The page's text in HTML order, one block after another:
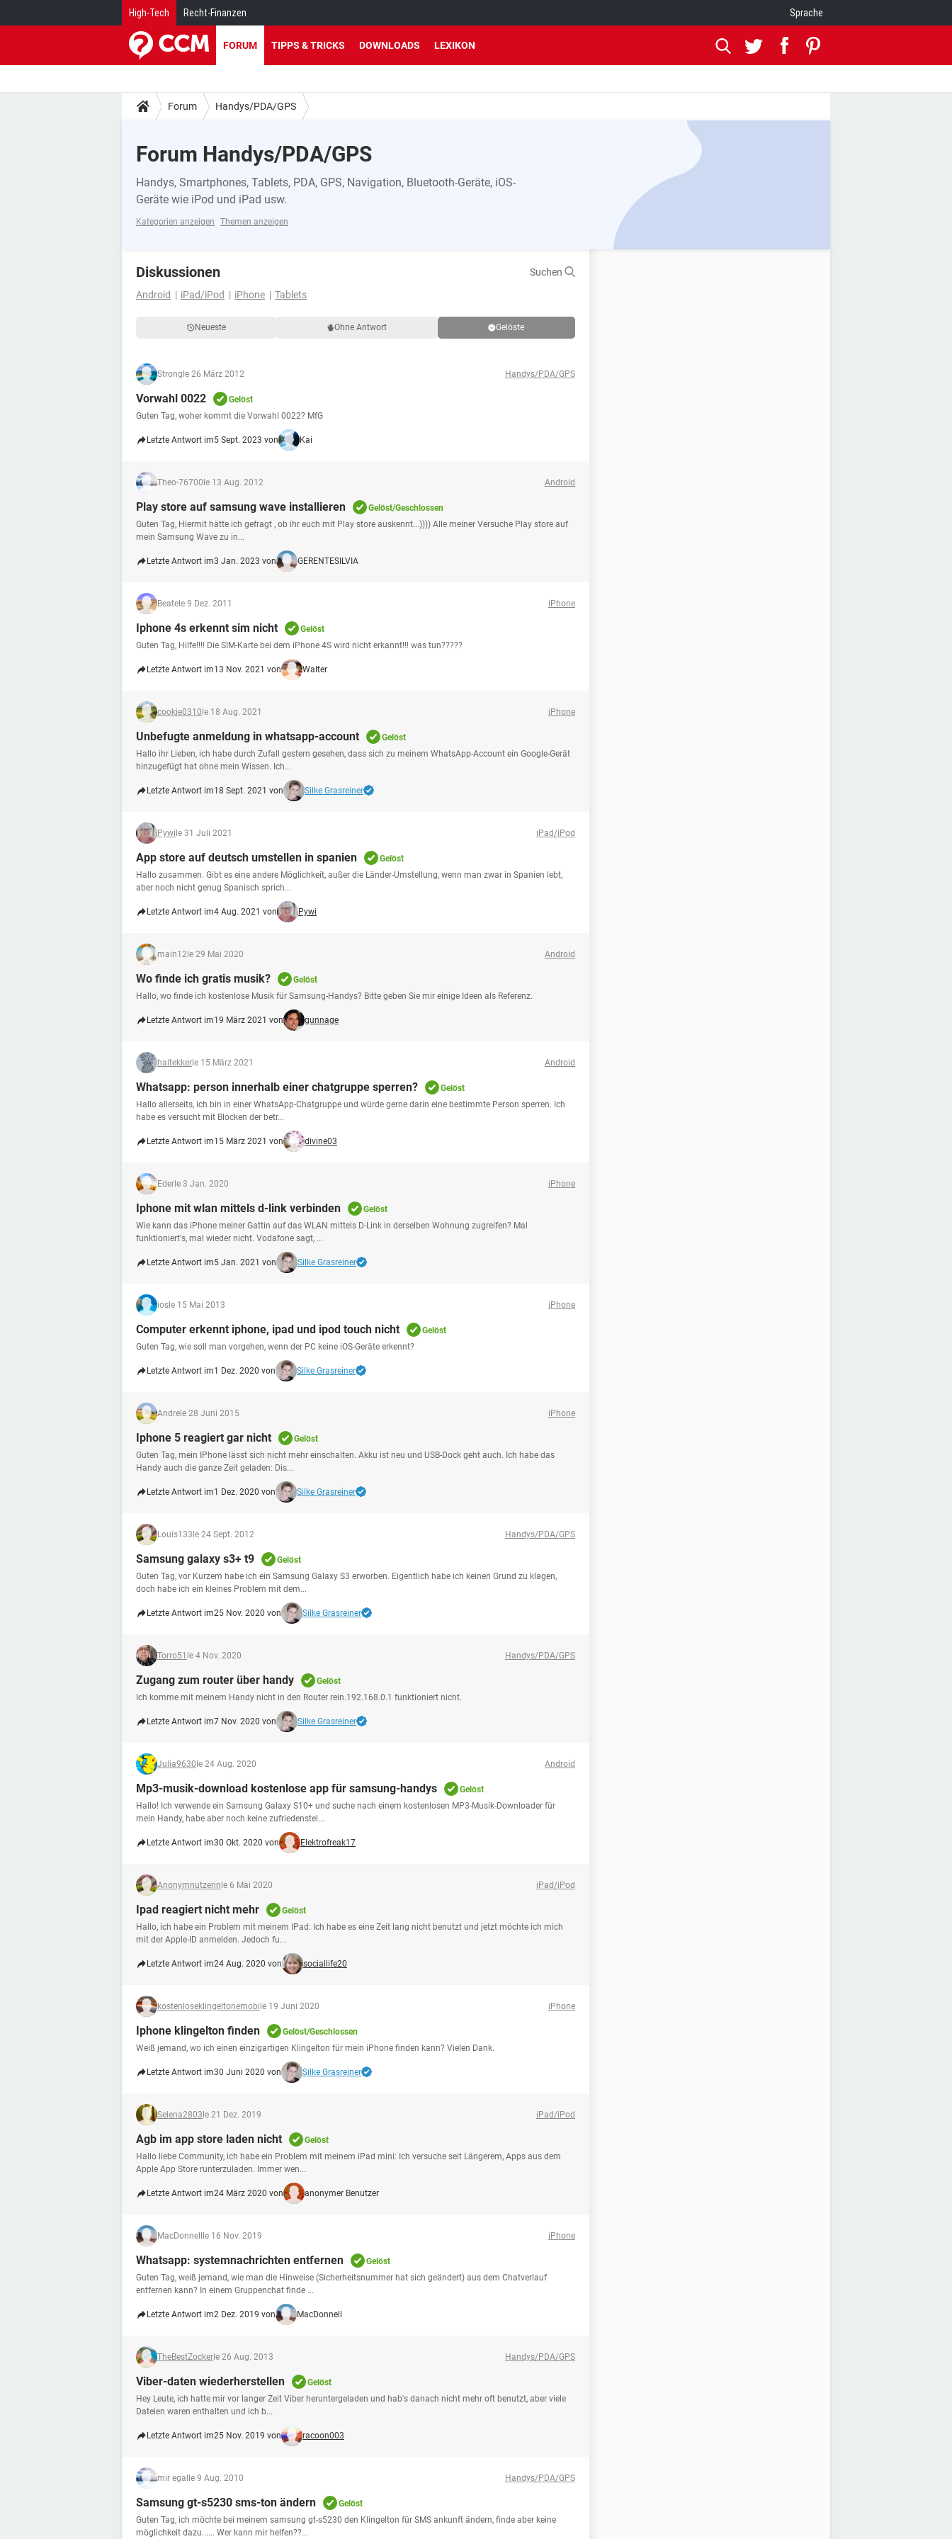
High-Tech Recht-Finanzen Sprache
FORUM TIPPS & TRICKS DOWNLOADS LEXIKON
Forum Handys/PDA/GPS
Forum Handys/PDA/GPS
Handys, Smartphones, Tablets, PDA, GPS, Navigation, Bluetooth-Geräte, iOS-
Geräte wie iPod und iPad usw.
Kategorien anzeigen Themen anzeigen
Diskussionen
Suchen
Android
iPad/iPod iPhone Tablets
Neueste Ohne Antwort Gelöste
Strong le 26 März 2012 Handys/PDA/GPS
Vorwahl 0022
Gelöst
Guten Tag, woher kommt die Vorwahl 0022? MfG
Letzte Antwort im5 Sept. 2023 von Kai
Theo-76700 le 13 Aug. 2012 Android
Play store auf samsung wave installieren
Gelöst/Geschlossen
Guten Tag, Hiermit hätte ich gefragt , ob ihr euch mit Play store auskennt...)))) Alle meiner Versuche Play store auf
mein Samsung Wave zu in...
Letzte Antwort im3 Jan. 2023 von GERENTESILVIA
Beate le 9 Dez. 2011 iPhone
Iphone 4s erkennt sim nicht
Gelöst
Guten Tag, Hilfe!!!! Die SIM-Karte bei dem iPhone 4S wird nicht erkannt!!! was tun?????
Letzte Antwort im13 Nov. 2021 von Walter
cookie0310 le 18 Aug. 2021 iPhone
Unbefugte anmeldung in whatsapp-account
Gelöst
Hallo ihr Lieben, ich habe durch Zufall gestern gesehen, dass sich zu meinem WhatsApp-Account ein Google-Gerät
hinzugefügt hat ohne mein Wissen. Ich...
Letzte Antwort im18 Sept. 2021 von Silke Grasreiner
Pywi le 31 Juli 2021 iPad/iPod
App store auf deutsch umstellen in spanien
Gelöst
Hallo zusammen. Gibt es eine andere Möglichkeit, außer die Länder-Umstellung, wenn man zwar in Spanien lebt,
aber noch nicht genug Spanisch sprich...
Letzte Antwort im4 Aug. 2021 von Pywi
main12 le 29 Mai 2020 Android
Wo finde ich gratis musik?
Gelöst
Hallo, wo finde ich kostenlose Musik für Samsung-Handys? Bitte geben Sie mir einige Ideen als Referenz.
Letzte Antwort im19 März 2021 von gunnage
haitekker le 15 März 2021 Android
Whatsapp: person innerhalb einer chatgruppe sperren?
Gelöst
Hallo allerseits, ich bin in einer WhatsApp-Chatgruppe und würde gerne darin eine bestimmte Person sperren. Ich
habe es versucht mit Blocken der betr...
Letzte Antwort im15 März 2021 von divine03
Eder le 3 Jan. 2020 iPhone
Iphone mit wlan mittels d-link verbinden
Gelöst
Wie kann das iPhone meiner Gattin auf das WLAN mittels D-Link in derselben Wohnung zugreifen? Mal
funktioniert's, mal wieder nicht. Vodafone sagt, ...
Letzte Antwort im5 Jan. 2021 von Silke Grasreiner
ios le 15 Mai 2013 iPhone
Computer erkennt iphone, ipad und ipod touch nicht
Gelöst
Guten Tag, wie soll man vorgehen, wenn der PC keine iOS-Geräte erkennt?
Letzte Antwort im1 Dez. 2020 von Silke Grasreiner
Andre le 28 Juni 2015 iPhone
Iphone 5 reagiert gar nicht
Gelöst
Guten Tag, mein IPhone lässt sich nicht mehr einschalten. Akku ist neu und USB-Dock geht auch. Ich habe das
Handy auch die ganze Zeit geladen: Dis...
Letzte Antwort im1 Dez. 2020 von Silke Grasreiner
Louis133 le 24 Sept. 2012 Handys/PDA/GPS
Samsung galaxy s3+ t9
Gelöst
Guten Tag, vor Kurzem habe ich ein Samsung Galaxy S3 erworben. Eigentlich habe ich keinen Grund zu klagen,
doch habe ich ein kleines Problem mit dem...
Letzte Antwort im25 Nov. 2020 von Silke Grasreiner
Torro51 le 4 Nov. 2020 Handys/PDA/GPS
Zugang zum router über handy
Gelöst
Ich komme mit meinem Handy nicht in den Router rein.192.168.0.1 funktioniert nicht.
Letzte Antwort im7 Nov. 2020 von Silke Grasreiner
Julia9630 le 24 Aug. 2020 Android
Mp3-musik-download kostenlose app für samsung-handys
Gelöst
Hallo! Ich verwende ein Samsung Galaxy S10+ und suche nach einem kostenlosen MP3-Musik-Downloader für
mein Handy, habe aber noch keine zufriedenstel...
Letzte Antwort im30 Okt. 2020 von Elektrofreak17
Anonymnutzerin le 6 Mai 2020 iPad/iPod
Ipad reagiert nicht mehr
Gelöst
Hallo, ich habe ein Problem mit meinem IPad: Ich habe es eine Zeit lang nicht benutzt und jetzt möchte ich mich
mit der Apple-ID anmelden. Jedoch fu...
Letzte Antwort im24 Aug. 2020 von sociallife20
kostenloseklingeltonemobi le 19 Juni 2020 iPhone
Iphone klingelton finden
Gelöst/Geschlossen
Weiß jemand, wo ich einen einzigartigen Klingelton für mein iPhone finden kann? Vielen Dank.
Letzte Antwort im30 Juni 2020 von Silke Grasreiner
Selena2803 le 21 Dez. 2019 iPad/iPod
Agb im app store laden nicht
Gelöst
Hallo liebe Community, ich habe ein Problem mit meinem iPad mini: Ich versuche seit Längerem, Apps aus dem
Apple App Store runterzuladen. Immer wen...
Letzte Antwort im24 März 2020 von anonymer Benutzer
MacDonnell le 16 Nov. 2019 iPhone
Whatsapp: systemnachrichten entfernen
Gelöst
Guten Tag, weiß jemand, wie man die Hinweise (Sicherheitsnummer hat sich geändert) aus dem Chatverlauf
entfernen kann? In einem Gruppenchat finde ...
Letzte Antwort im2 Dez. 2019 von MacDonnell
TheBestZocker le 26 Aug. 2013 Handys/PDA/GPS
Viber-daten wiederherstellen
Gelöst
Hey Leute, ich hatte mir vor langer Zeit Viber heruntergeladen und hab's danach nicht mehr oft benutzt, aber viele
Dateien waren enthalten und ich b...
Letzte Antwort im25 Nov. 2019 von racoon003
mir egal le 9 Aug. 2010 Handys/PDA/GPS
Samsung gt-s5230 sms-ton ändern
Gelöst
Guten Tag, ich möchte bei meinem samsung gt-s5230 den Klingelton für SMS ankunft ändern, finde aber keine
möglichkeit dazu...... Wer kann mir helfen??...